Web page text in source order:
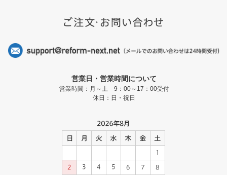
営業日・営業時間について
営業時間：月～土 9：00～17：00受付
休日：日・祝日